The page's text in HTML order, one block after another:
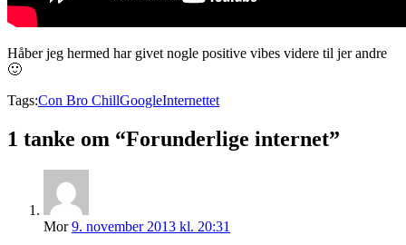
Håber jeg hermed har givet nogle positive vibes videre til jer andre
🙂
Tags:Con Bro ChillGoogleInternettet
1 tanke om “Forunderlige internet”
Mor 9. november 2013 kl. 20:31